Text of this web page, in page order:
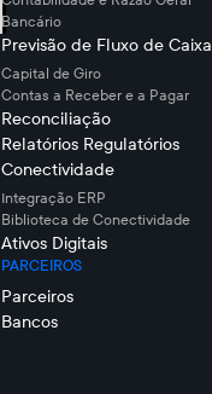
Bancário
Previsão de Fluxo de Caixa
Capital de Giro
Contas a Receber e a Pagar
Reconciliação
Relatórios Regulatórios
Conectividade
Integração ERP
Biblioteca de Conectividade
Ativos Digitais
PARCEIROS
Parceiros
Bancos